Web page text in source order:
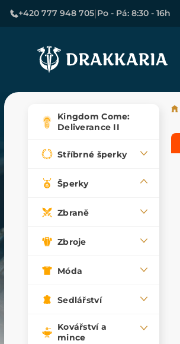
+420 777 948 705|Po - Pá: 8:30 - 16h
Kingdom Come:
Deliverance II
Stříbrné šperky
Šperky
Zbraně
Zbroje
Móda
Sedlářství
Kovářství a
mince